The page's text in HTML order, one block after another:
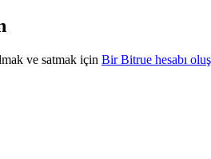
çıkarın
ve satmak için Bir Bitrue hesabı